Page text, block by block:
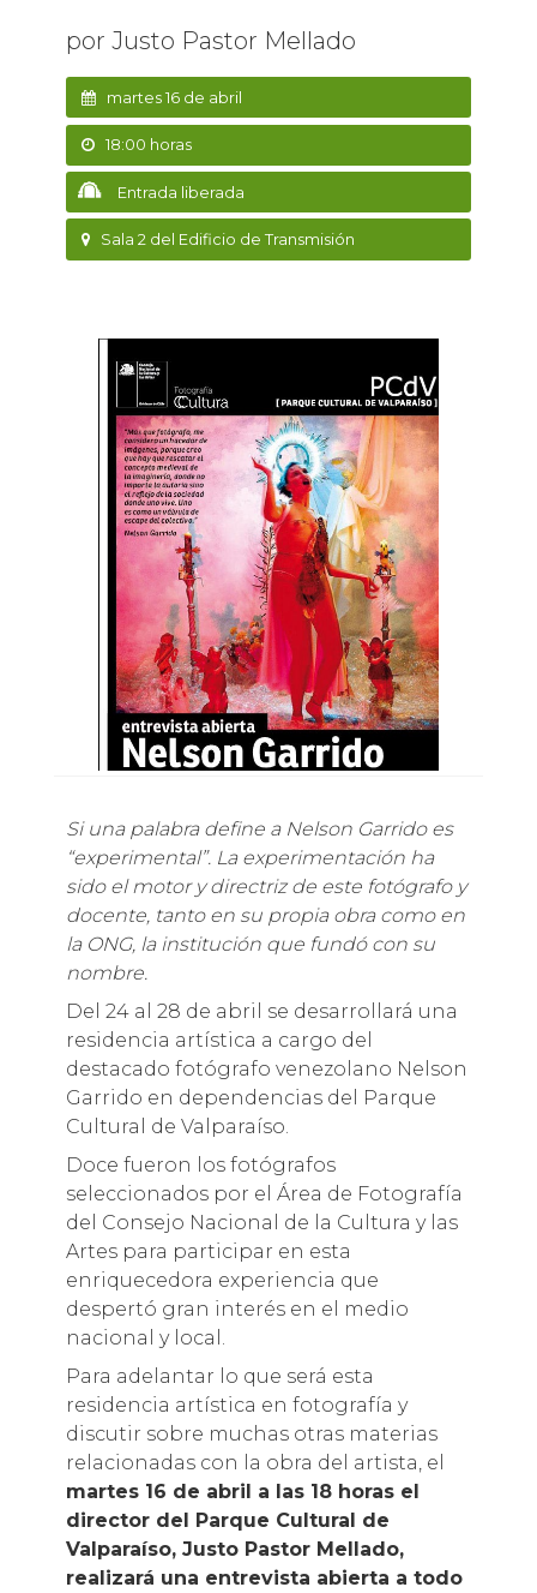
por Justo Pastor Mellado
martes 16 de abril
18:00 horas
Entrada liberada
Sala 2 del Edificio de Transmisión
Si una palabra define a Nelson Garrido es
“experimental”. La experimentación ha
sido el motor y directriz de este fotógrafo y
docente, tanto en su propia obra como en
la ONG, la institución que fundó con su
nombre.
Del 24 al 28 de abril se desarrollará una
residencia artística a cargo del
destacado fotógrafo venezolano Nelson
Garrido en dependencias del Parque
Cultural de Valparaíso.
Doce fueron los fotógrafos
seleccionados por el Área de Fotografía
del Consejo Nacional de la Cultura y las
Artes para participar en esta
enriquecedora experiencia que
despertó gran interés en el medio
nacional y local.
Para adelantar lo que será esta
residencia artística en fotografía y
discutir sobre muchas otras materias
relacionadas con la obra del artista, el
martes 16 de abril a las 18 horas el
director del Parque Cultural de
Valparaíso, Justo Pastor Mellado,
realizará una entrevista abierta a todo